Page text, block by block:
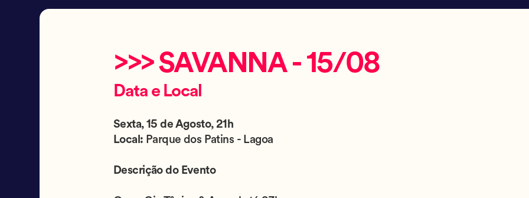
>>> SAVANNA - 15/08
Data e Local
Sexta, 15 de Agosto, 21h
Local: Parque dos Patins - Lagoa
Descrição do Evento